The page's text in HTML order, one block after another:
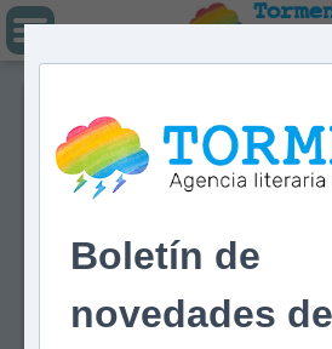
Boletín de
novedades de